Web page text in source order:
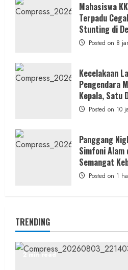
Mahasiswa
Terpadu
Stunting di
Posted on 8
Kecelakaan
Pengendara
Kepala, Satu
Posted on 10
Panggang
Simfoni Alam
Semangat
Posted on 1
TRENDING
2 min read